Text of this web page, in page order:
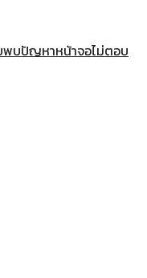
พบปัญหาหน้าจอไม่ตอบ